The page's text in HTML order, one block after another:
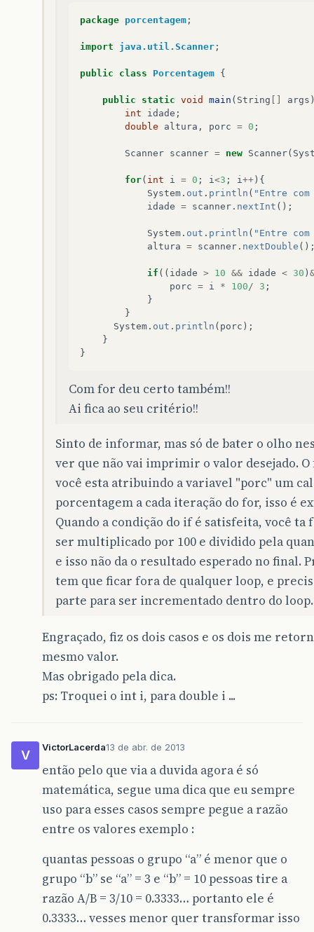
package porcentagem ;
import java.util.Scanner ;
public class Porcentagem {
public static void main ( String args
int
idade ;
double
altura , porc = 0 ;
Scanner scanner = new Scanner(
for( int i = 0 ; i <3 ; i ++ ){
System . out . println ( "Entre
idade = scanner . nextInt ();
System . out . println ( "Entre
altura = scanner . nextDouble
if (( idade > 10 && idade < 30 )
porc = i * 100 / 3 ;
}
}
System . out . println ( porc );
}
}
Com for deu certo também!!
Ai fica ao seu critério!!
Sinto de informar, mas só de bater o olho
ver que não vai imprimir o valor desejado.
você esta atribuindo a variavel "porc" um
porcentagem a cada iteração do for, isso é
Quando a condição do if é satisfeita, você ta
ser multiplicado por 100 e dividido pela
e isso não da o resultado esperado no final.
tem que ficar fora de qualquer loop, e
parte para ser incrementado dentro do loop.
Engraçado, fiz os dois casos e os dois me
mesmo valor.
Mas obrigado pela dica.
ps: Troquei o int i, para double i ...
V
VictorLacerda13 de abr. de 2013
então pelo que via a duvida agora é só
matemática, segue uma dica que eu sempre
uso para esses casos sempre pegue a razão
entre os valores exemplo :
quantas pessoas o grupo “a” é menor que o
grupo “b” se “a” = 3 e “b” = 10 pessoas tire a
razão A/B = 3/10 = 0.3333… portanto ele é
0.3333… vesses menor quer transformar isso